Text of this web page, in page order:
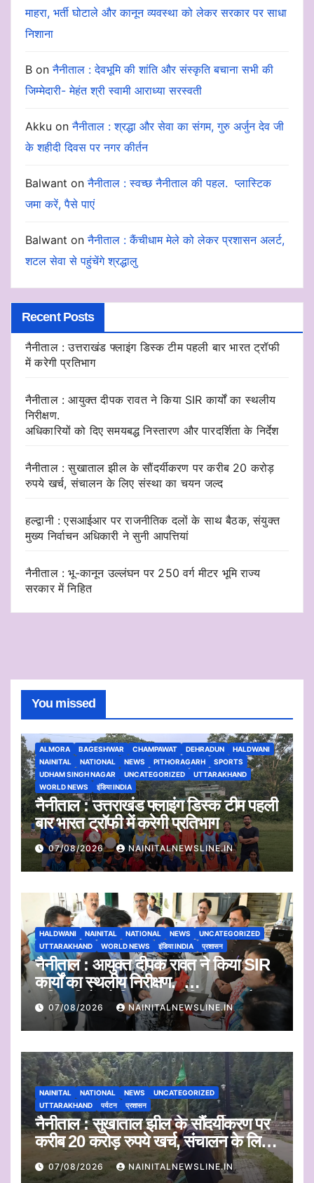
माहरा, भर्ती घोटाले और कानून व्यवस्था को लेकर सरकार पर साधा
निशाना
B onनैनीताल : देवभूमि की शांति और संस्कृति बचाना सभी की
जिम्मेदारी- मेहंत श्री स्वामी आराध्या सरस्वती
Akku onनैनीताल : श्रद्धा और सेवा का संगम, गुरु अर्जुन देव जी
के शहीदी दिवस पर नगर कीर्तन
Balwant onनैनीताल : स्वच्छ नैनीताल की पहल. प्लास्टिक
जमा करें, पैसे पाएं
Balwant onनैनीताल : कैंचीधाम मेले को लेकर प्रशासन अलर्ट,
शटल सेवा से पहुंचेंगे श्रद्धालु
Recent Posts
नैनीताल : उत्तराखंड फ्लाइंग डिस्क टीम पहली बार भारत ट्रॉफी
में करेगी प्रतिभाग
नैनीताल : आयुक्त दीपक रावत ने किया SIR कार्यों का स्थलीय
निरीक्षण.
अधिकारियों को दिए समयबद्ध निस्तारण और पारदर्शिता के निर्देश
नैनीताल : सुखाताल झील के सौंदर्यीकरण पर करीब 20 करोड़
रुपये खर्च, संचालन के लिए संस्था का चयन जल्द
हल्द्वानी : एसआईआर पर राजनीतिक दलों के साथ बैठक, संयुक्त
मुख्य निर्वाचन अधिकारी ने सुनी आपत्तियां
नैनीताल : भू-कानून उल्लंघन पर 250 वर्ग मीटर भूमि राज्य
सरकार में निहित
You missed
ALMORA BAGESHWAR CHAMPAWAT DEHRADUN
HALDWANI
NAINITAL
NATIONAL NEWS PITHORAGARH
SPORTS
UDHAM SINGH NAGAR
UNCATEGORIZED
UTTARAKHAND
WORLD NEWS
इंडिया INDIA
नैनीताल : उत्तराखंड फ्लाइंग डिस्क टीम पहली
बार भारत ट्रॉफी में करेगी प्रतिभाग
07/08/2026 NAINITALNEWSLINE.IN
HALDWANI NAINITAL NATIONAL NEWS
UNCATEGORIZED
UTTARAKHAND
WORLD NEWS इंडिया INDIA प्रशासन
नैनीताल : आयुक्त दीपक रावत ने किया SIR
कार्यों का स्थलीय निरीक्षण.
अधिकारियों को दिए समयबद्ध निस्तारण और
पारदर्शिता के निर्देश
07/08/2026 NAINITALNEWSLINE.IN
NAINITAL NATIONAL NEWS
UNCATEGORIZED
UTTARAKHAND
पर्यटन प्रशासन
नैनीताल : सुखाताल झील के सौंदर्यीकरण पर
करीब 20 करोड़ रुपये खर्च, संचालन के लिए
संस्था का चयन जल्द
07/08/2026 NAINITALNEWSLINE.IN